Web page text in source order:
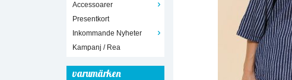
Accessoarer
Presentkort
Inkommande Nyheter
Kampanj / Rea
varumärken